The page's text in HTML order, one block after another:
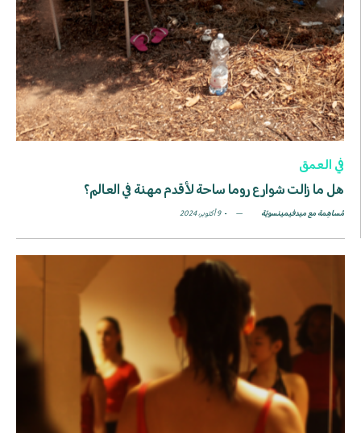
في العمق
هل ما زالت شوارع روما ساحة لأقدم مهنة في العالم؟
مُساهِمة مع ميدفيمينسويّة 9 أكتوبر، 2024